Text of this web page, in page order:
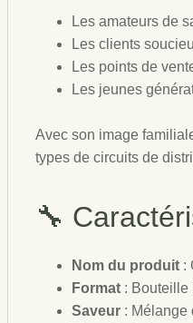
Les amateurs de
Les clients
Les points de
Les jeunes
Avec son image
types de circuits de
🔧
Nom du produit :
Format : Bouteille
Saveur : Mélange